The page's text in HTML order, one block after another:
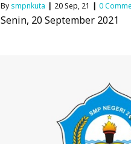
By smpnkuta | 20Sep, 21 | 0
Senin, 20 September 2021